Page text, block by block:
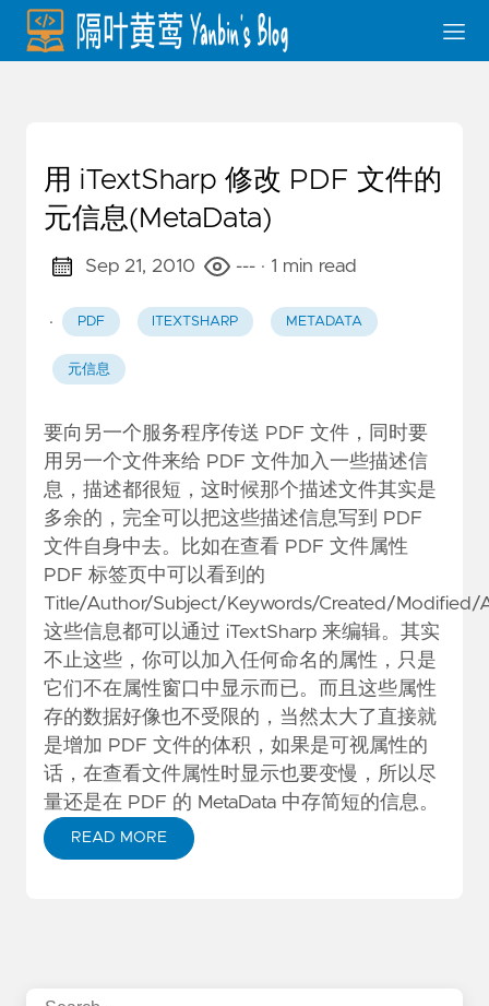
用 iTextSharp 修改 PDF 文件的
元信息(MetaData)
Sep 21, 2010 --- · 1 min read
· PDF ITEXTSHARP METADATA
元信息
要向另一个服务程序传送 PDF 文件，同时要
用另一个文件来给 PDF 文件加入一些描述信
息，描述都很短，这时候那个描述文件其实是
多余的，完全可以把这些描述信息写到 PDF
文件自身中去。比如在查看 PDF 文件属性
PDF 标签页中可以看到的
Title/Author/Subject/Keywords/Created/Modified/
这些信息都可以通过 iTextSharp 来编辑。其实
不止这些，你可以加入任何命名的属性，只是
它们不在属性窗口中显示而已。而且这些属性
存的数据好像也不受限的，当然太大了直接就
是增加 PDF 文件的体积，如果是可视属性的
话，在查看文件属性时显示也要变慢，所以尽
量还是在 PDF 的 MetaData 中存简短的信息。
READ MORE